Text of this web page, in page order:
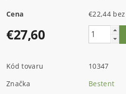
Cena
€27,60
Kód tovaru
10347
Značka
Bestent